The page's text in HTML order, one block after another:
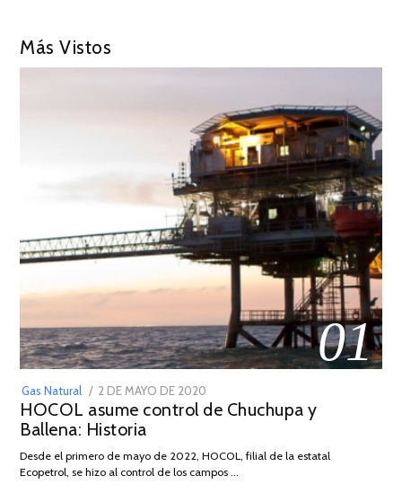
Más Vistos
01
Gas Natural
POSTED
ON
2 DE MAYO DE 2020
DE
2026
HOCOL asume control de Chuchupa y
Ballena: Historia
Desde el primero de mayo de 2022, HOCOL, filial de la estatal
Ecopetrol, se hizo al control de los campos …